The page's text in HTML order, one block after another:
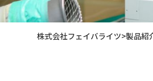
株式会社フェイバライツ>製品紹